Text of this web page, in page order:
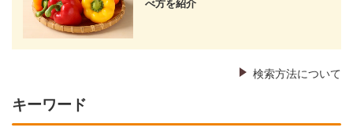
べ方を紹介
検索方法について
キーワード